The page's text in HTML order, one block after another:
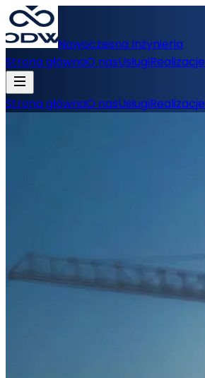
Nowoczesna Inżynieria
Strona głównaO nasUsługiRealizacje
Strona głównaO nasUsługiRealizacje